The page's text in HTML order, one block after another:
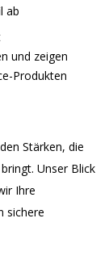
ab
und zeigen
Produkten
Stärken, die
Unser Blick
Ihre
sichere